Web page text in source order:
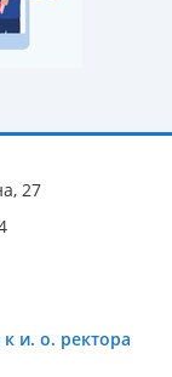
27
и. о. ректора